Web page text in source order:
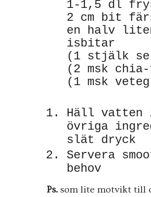
1-1,5 dl
2 cm bit
en halv
isbitar
(1 stjälk
(2 msk
(1 msk
Häll
övriga
slät dryck
Servera
behov
Ps. som lite motvikt till